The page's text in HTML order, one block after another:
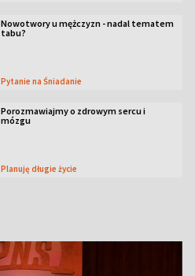
Nowotwory u mężczyzn - nadal tematem
tabu?
Pytanie na Śniadanie
Porozmawiajmy o zdrowym sercu i
mózgu
Planuję długie życie